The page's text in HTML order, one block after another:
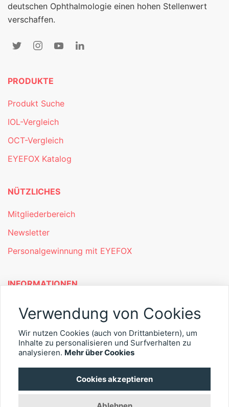
deutschen Ophthalmologie einen hohen Stellenwert
verschaffen.
PRODUKTE
Produkt Suche
IOL-Vergleich
OCT-Vergleich
EYEFOX Katalog
NÜTZLICHES
Mitgliederbereich
Newsletter
Personalgewinnung mit EYEFOX
INFORMATIONEN
Was ist EYEFOX – Ihre Möglichkeiten
Kontakt
Verwendung von Cookies
Wir nutzen Cookies (auch von Drittanbietern), um
Inhalte zu personalisieren und Surfverhalten zu
analysieren. Mehr über Cookies
Cookies akzeptieren